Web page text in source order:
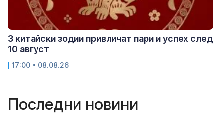
3 китайски зодии привличат пари и успех след
10 август
17:00 • 08.08.26
Последни новини